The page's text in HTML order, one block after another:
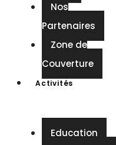
Nos
Partenaires
Zone de
Couverture
Activités
Education